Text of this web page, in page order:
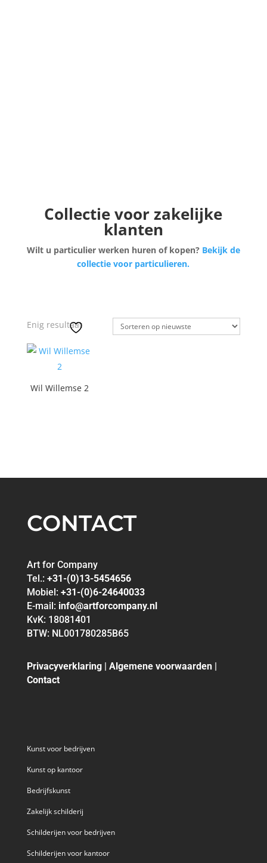
Collectie voor zakelijke
klanten
Wilt u particulier werken huren of kopen? Bekijk de
collectie voor particulieren.
Enig resultaat
Wil Willemse 2
CONTACT
Art for Company
Tel.: +31-(0)13-5454656
Mobiel: +31-(0)6-24640033
E-mail: info@artforcompany.nl
KvK: 18081401
BTW: NL001780285B65
Privacyverklaring| Algemene voorwaarden|
Contact
Kunst voor bedrijven
Kunst op kantoor
Bedrijfskunst
Zakelijk schilderij
Schilderijen voor bedrijven
Schilderijen voor kantoor